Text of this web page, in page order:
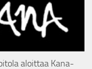
aloittaa Kana-